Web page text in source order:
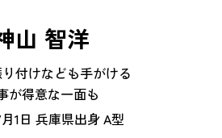
山 智洋
付けなども手がける
が得意な一面も
1日 兵庫県出身 A型